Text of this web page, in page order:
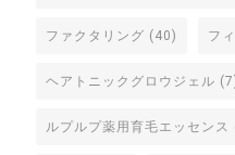
ファクタリング (40) フ
ヘアトニックグロウジェル
ルプルプ薬用育毛エッセンス